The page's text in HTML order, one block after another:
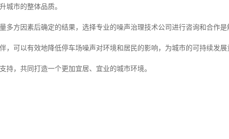
城市的整体品质。
多方因素后确定的结果，选择专业的噪声治理技术公司进行咨询和合作是
，可以有效地降低停车场噪声对环境和居民的影响，为城市的可持续发展
，共同打造一个更加宜居、宜业的城市环境。